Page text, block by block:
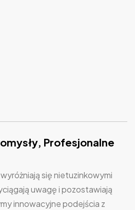
Profesjonalne
się nietuzinkowymi
uwagę i pozostawiają
innowacyjne podejścia z